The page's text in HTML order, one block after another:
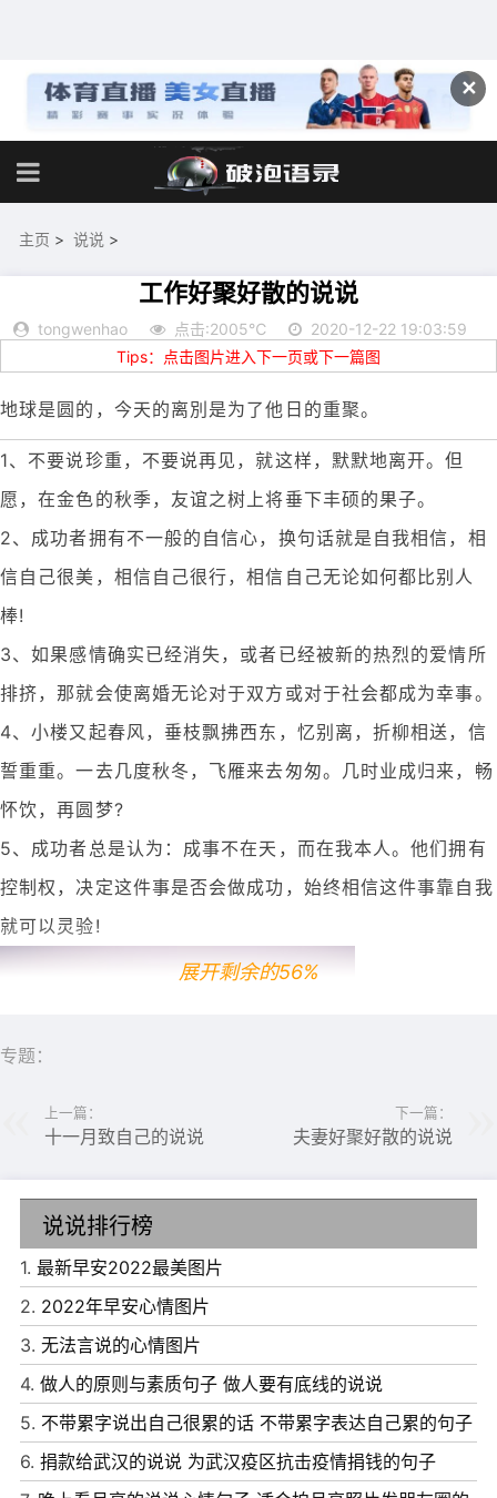
✕
主页 > 说说 >
工作好聚好散的说说
tongwenhao 点击:2005℃
2020-12-22 19:03:59
Tips：点击图片进入下一页或下一篇图
地球是圆的，今天的离別是为了他日的重聚。
1、不要说珍重，不要说再见，就这样，默默地离开。但
愿，在金色的秋季，友谊之树上将垂下丰硕的果子。
2、成功者拥有不一般的自信心，换句话就是自我相信，相
信自己很美，相信自己很行，相信自己无论如何都比别人
棒!
3、如果感情确实已经消失，或者已经被新的热烈的爱情所
排挤，那就会使离婚无论对于双方或对于社会都成为幸事。
4、小楼又起春风，垂枝飘拂西东，忆别离，折柳相送，信
誓重重。一去几度秋冬，飞雁来去匆匆。几时业成归来，畅
怀饮，再圆梦?
5、成功者总是认为：成事不在天，而在我本人。他们拥有
控制权，决定这件事是否会做成功，始终相信这件事靠自我
就可以灵验!
6、留不住的时光把我们分离，请把我的情意留在你心里。
白云悠悠朝飞暮渡，我会时刻托它问候你。
7、人有悲欢离合，月有阴晴圆缺，此事古难全，离别不必
太伤感，今天的分别只是下一次相遇的开始!
8、风和日丽掩不住心情低落。我知你将乘车离去，不敢当
展开剩余的56%
专题：
上一篇：
十一月致自己的说说
下一篇：
夫妻好聚好散的说说
说说排行榜
1. 最新早安2022最美图片
2. 2022年早安心情图片
3. 无法言说的心情图片
4. 做人的原则与素质句子 做人要有底线的说说
5. 不带累字说出自己很累的话 不带累字表达自己累的句子
6. 捐款给武汉的说说 为武汉疫区抗击疫情捐钱的句子